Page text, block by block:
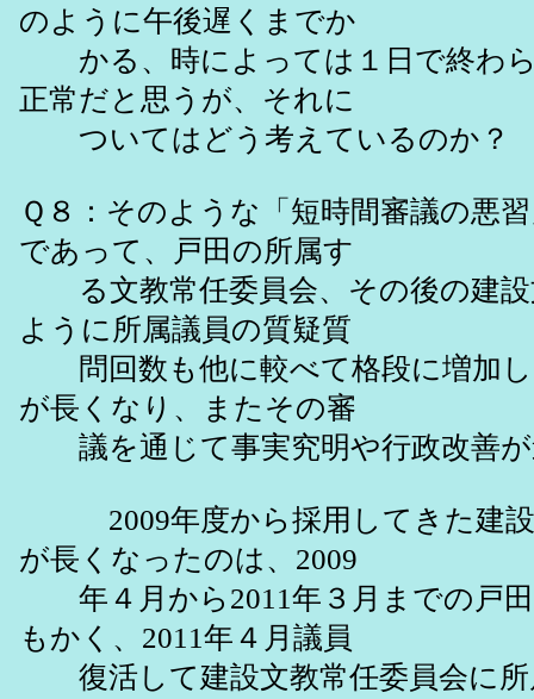
のように午後遅くまでか
かる、時によっては１日で終わ
正常だと思うが、それに
ついてはどう考えているのか？
Ｑ８：そのような「短時間審議の悪
であって、戸田の所属す
る文教常任委員会、その後の建設
ように所属議員の質疑質
問回数も他に較べて格段に増加し
が長くなり、またその審
議を通じて事実究明や行政改善が
2009年度から採用してきた建設
が長くなったのは、2009
年４月から2011年３月までの戸田
もかく、2011年４月議員
復活して建設文教常任委員会に所